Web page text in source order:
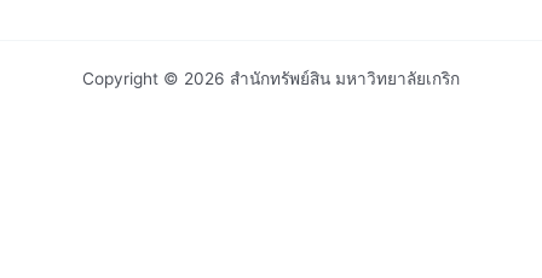
Copyright © 2026 สำนักทรัพย์สิน มหาวิทยาลัยเกริก